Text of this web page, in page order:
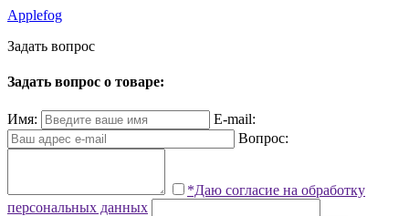
Applefog
Задать вопрос
Задать вопрос о товаре:
Имя:
E-mail:
Вопрос:
*Даю согласие на обработку
персональных данных